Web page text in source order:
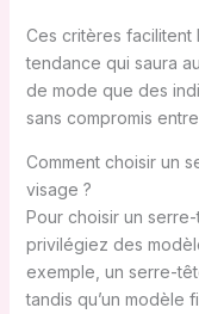
Ces critères facilitent
tendance qui saura
de mode que des
sans compromis
Comment choisir un
visage ?
Pour choisir un
privilégiez des
exemple, un serre-
tandis qu’un modèle